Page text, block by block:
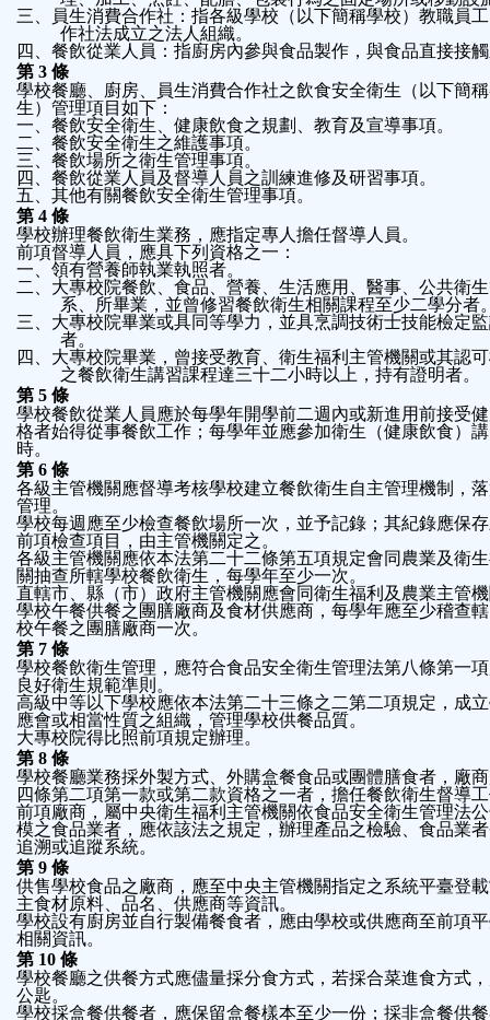
區
三、員生消費合作社：指各級學校（以下簡稱學校）教職員
作社法成立之法人組織。
四、餐飲從業人員：指廚房內參與食品製作，與食品直接接
第 3 條
學校餐廳、廚房、員生消費合作社之飲食安全衛生（以下簡
生）管理項目如下：
一、餐飲安全衛生、健康飲食之規劃、教育及宣導事項。
二、餐飲安全衛生之維護事項。
三、餐飲場所之衛生管理事項。
四、餐飲從業人員及督導人員之訓練進修及研習事項。
五、其他有關餐飲安全衛生管理事項。
第 4 條
學校辦理餐飲衛生業務，應指定專人擔任督導人員。
前項督導人員，應具下列資格之一：
一、領有營養師執業執照者。
二、大專校院餐飲、食品、營養、生活應用、醫事、公共衛
系、所畢業，並曾修習餐飲衛生相關課程至少二學分者
三、大專校院畢業或具同等學力，並具烹調技術士技能檢定
者。
四、大專校院畢業，曾接受教育、衛生福利主管機關或其認
之餐飲衛生講習課程達三十二小時以上，持有證明者。
第 5 條
學校餐飲從業人員應於每學年開學前二週內或新進用前接受
格者始得從事餐飲工作；每學年並應參加衛生（健康飲食）
時。
第 6 條
各級主管機關應督導考核學校建立餐飲衛生自主管理機制，
管理。
學校每週應至少檢查餐飲場所一次，並予記錄；其紀錄應保
前項檢查項目，由主管機關定之。
各級主管機關應依本法第二十二條第五項規定會同農業及衛
關抽查所轄學校餐飲衛生，每學年至少一次。
直轄市、縣（市）政府主管機關應會同衛生福利及農業主管
學校午餐供餐之團膳廠商及食材供應商，每學年應至少稽查
校午餐之團膳廠商一次。
第 7 條
學校餐飲衛生管理，應符合食品安全衛生管理法第八條第一
良好衛生規範準則。
高級中等以下學校應依本法第二十三條之二第二項規定，成
應會或相當性質之組織，管理學校供餐品質。
大專校院得比照前項規定辦理。
第 8 條
學校餐廳業務採外製方式、外購盒餐食品或團體膳食者，廠
四條第二項第一款或第二款資格之一者，擔任餐飲衛生督導
前項廠商，屬中央衛生福利主管機關依食品安全衛生管理法
模之食品業者，應依該法之規定，辦理產品之檢驗、食品業
追溯或追蹤系統。
第 9 條
供售學校食品之廠商，應至中央主管機關指定之系統平臺登
主食材原料、品名、供應商等資訊。
學校設有廚房並自行製備餐食者，應由學校或供應商至前項
相關資訊。
第 10 條
學校餐廳之供餐方式應儘量採分食方式，若採合菜進食方式
公匙。
學校採盒餐供餐者，應保留盒餐樣本至少一份；採非盒餐供